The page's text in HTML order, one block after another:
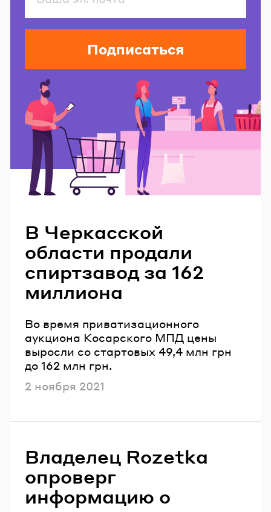
Подписаться
В Черкасской
области продали
спиртзавод за 162
миллиона
Во время приватизационного
аукциона Косарского МПД цены
выросли со стартовых 49,4 млн грн
до 162 млн грн.
Опубликовано
2 ноября 2021
Владелец Rozetka
опроверг
информацию о